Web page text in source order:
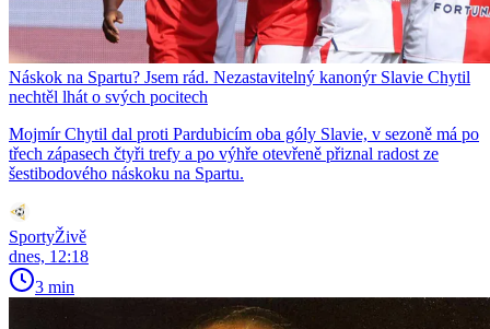
Náskok na Spartu? Jsem rád. Nezastavitelný kanonýr Slavie Chytil
nechtěl lhát o svých pocitech
Mojmír Chytil dal proti Pardubicím oba góly Slavie, v sezoně má po
třech zápasech čtyři trefy a po výhře otevřeně přiznal radost ze
šestibodového náskoku na Spartu.
SportyŽivě
dnes, 12:18
3 min